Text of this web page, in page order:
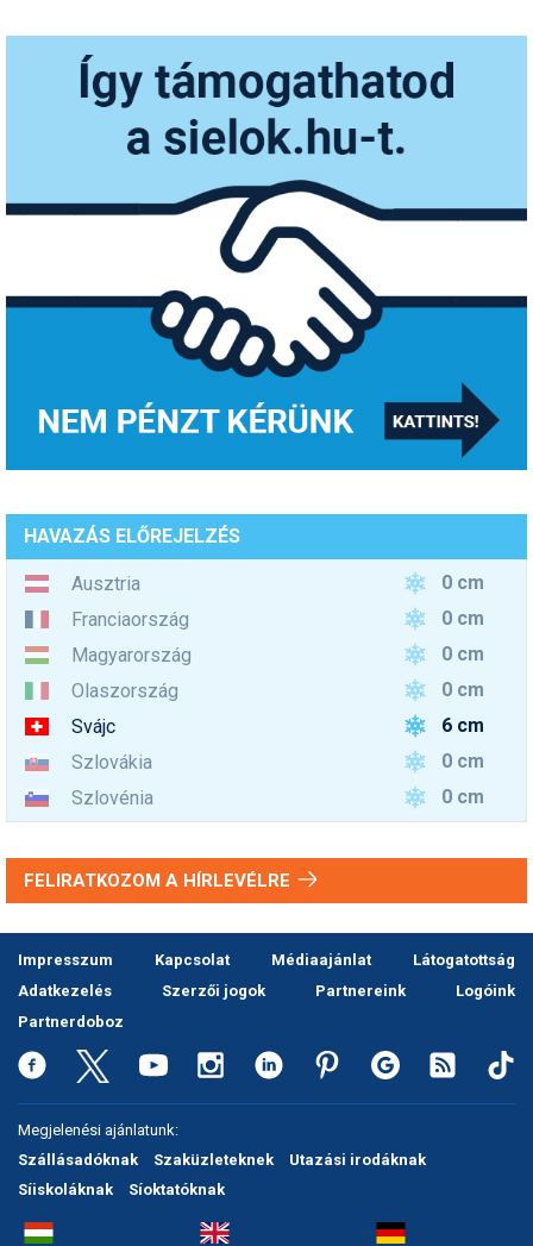
HAVAZÁS ELŐREJELZÉS
Ausztria
0 cm
Franciaország
0 cm
Magyarország
0 cm
Olaszország
0 cm
Svájc
6 cm
Szlovákia
0 cm
Szlovénia
0 cm
FELIRATKOZOM A HÍRLEVÉLRE
Impresszum Kapcsolat Médiaajánlat
Látogatottság
Adatkezelés
Szerzői jogok Partnereink
Logóink
Partnerdoboz
Megjelenési ajánlatunk:
Szállásadóknak
Szaküzleteknek
Utazási irodáknak
Síiskoláknak
Síoktatóknak